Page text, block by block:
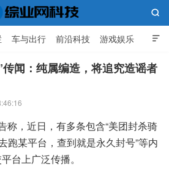
综业网科技

车与出行 前沿科技 游戏娱乐

闻：纯属编造，将追究造谣者
称，近日，有多条包含“美团封杀骑
跑某平台，查到就是永久封号”等内
台上广泛传播。